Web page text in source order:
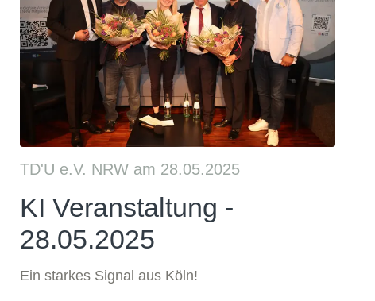
TD'U e.V. NRW am 28.05.2025
KI Veranstaltung -
28.05.2025
Ein starkes Signal aus Köln!